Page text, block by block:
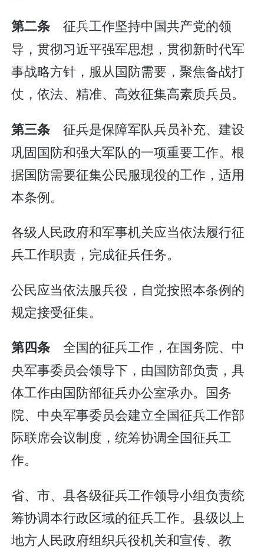
第二条 征兵工作坚持中国共产党的领
导，贯彻习近平强军思想，贯彻新时代军
事战略方针，服从国防需要，聚焦备战打
仗，依法、精准、高效征集高素质兵员。
第三条 征兵是保障军队兵员补充、建设
巩固国防和强大军队的一项重要工作。根
据国防需要征集公民服现役的工作，适用
本条例。
各级人民政府和军事机关应当依法履行征
兵工作职责，完成征兵任务。
公民应当依法服兵役，自觉按照本条例的
规定接受征集。
第四条 全国的征兵工作，在国务院、中
央军事委员会领导下，由国防部负责，具
体工作由国防部征兵办公室承办。国务
院、中央军事委员会建立全国征兵工作部
际联席会议制度，统筹协调全国征兵工
作。
省、市、县各级征兵工作领导小组负责统
筹协调本行政区域的征兵工作。县级以上
地方人民政府组织兵役机关和宣传、教